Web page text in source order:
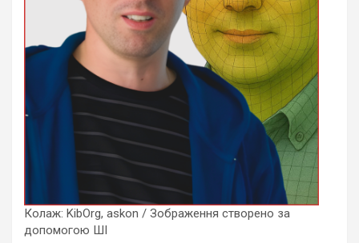
Колаж: KibOrg, askon / Зображення створено за
допомогою ШІ